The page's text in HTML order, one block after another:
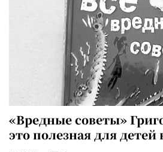
«Вредные советы»
это полезная для детей